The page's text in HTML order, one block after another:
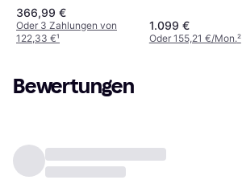
366,99 €
Oder 3 Zahlungen von
122,33 €¹
1.099 €
Oder 155,21 €/Mon.²
Bewertungen